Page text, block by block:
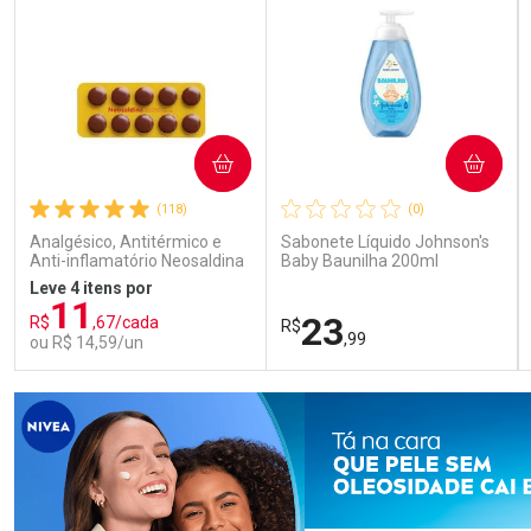
(118)
Analgésico, Antitérmico e
Anti-inflamatório Neosaldina
30mg + 300mg + 30mg 10
Drágeas
Leve 4 itens por
R$11 ,67/cada
ou R$ 14,59/un
COMPRAR
FECHAR
Laboratório
FECHAR
Por Menos
(0)
Sabonete Líquido Johnson's
Baby Baunilha 200ml
R$23,99
COMPRAR
Laboratório
Por Menos